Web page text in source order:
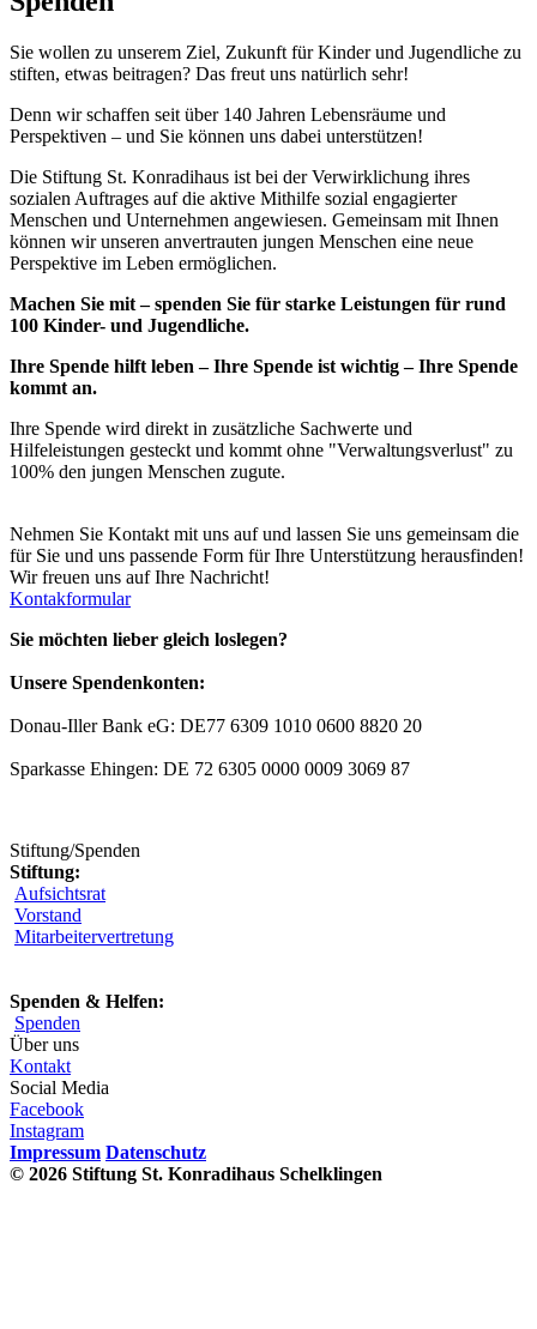
Sie wollen zu unserem Ziel, Zukunft für Kinder und Jugendliche zu
stiften, etwas beitragen? Das freut uns natürlich sehr!
Denn wir schaffen seit über 140 Jahren Lebensräume und
Perspektiven – und Sie können uns dabei unterstützen!
Die Stiftung St. Konradihaus ist bei der Verwirklichung ihres
sozialen Auftrages auf die aktive Mithilfe sozial engagierter
Menschen und Unternehmen angewiesen. Gemeinsam mit Ihnen
können wir unseren anvertrauten jungen Menschen eine neue
Perspektive im Leben ermöglichen.
Machen Sie mit – spenden Sie für starke Leistungen für rund
100 Kinder- und Jugendliche.
Ihre Spende hilft leben – Ihre Spende ist wichtig – Ihre Spende
kommt an.
Ihre Spende wird direkt in zusätzliche Sachwerte und
Hilfeleistungen gesteckt und kommt ohne "Verwaltungsverlust" zu
100% den jungen Menschen zugute.
Nehmen Sie Kontakt mit uns auf und lassen Sie uns gemeinsam die
für Sie und uns passende Form für Ihre Unterstützung herausfinden!
Wir freuen uns auf Ihre Nachricht!
Kontakformular
Sie möchten lieber gleich loslegen?
Unsere Spendenkonten:
Donau-Iller Bank eG: DE77 6309 1010 0600 8820 20
Sparkasse Ehingen: DE 72 6305 0000 0009 3069 87
Stiftung/Spenden
Stiftung:
Aufsichtsrat
Vorstand
Mitarbeitervertretung
Spenden & Helfen:
Spenden
Über uns
Kontakt
Social Media
Facebook
Instagram
Impressum Datenschutz
© 2026 Stiftung St. Konradihaus Schelklingen